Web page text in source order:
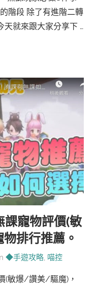
階段 除了有進階二轉
天就來跟大家分享下 …
課寵物評價(敏
排行推薦。
In ◆手遊攻略, 喵控
(敏爆/讚美/驅魔)，